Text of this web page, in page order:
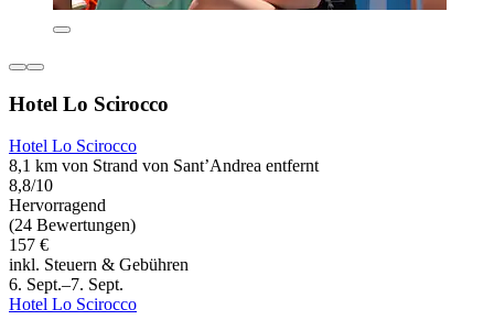
Hotel Lo Scirocco
Hotel Lo Scirocco
8,1 km von Strand von Sant’Andrea entfernt
8,8/10
Hervorragend
(24 Bewertungen)
157 €
inkl. Steuern & Gebühren
6. Sept.–7. Sept.
Hotel Lo Scirocco